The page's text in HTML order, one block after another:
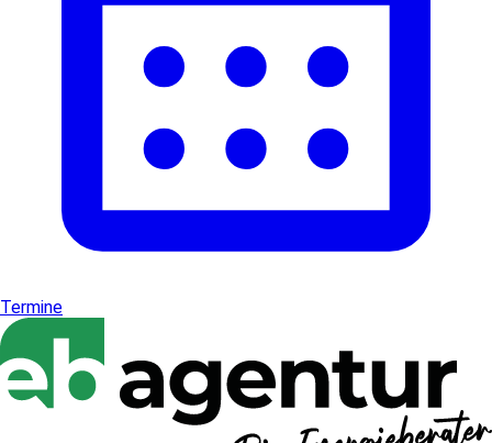
Termine